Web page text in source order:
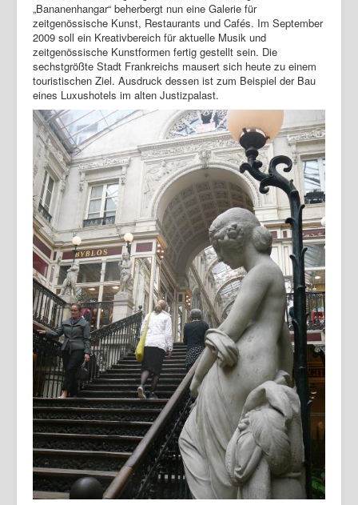
„Bananenhangar“ beherbergt nun eine Galerie für
zeitgenössische Kunst, Restaurants und Cafés. Im September
2009 soll ein Kreativbereich für aktuelle Musik und
zeitgenössische Kunstformen fertig gestellt sein. Die
sechstgrößte Stadt Frankreichs mausert sich heute zu einem
touristischen Ziel. Ausdruck dessen ist zum Beispiel der Bau
eines Luxushotels im alten Justizpalast.